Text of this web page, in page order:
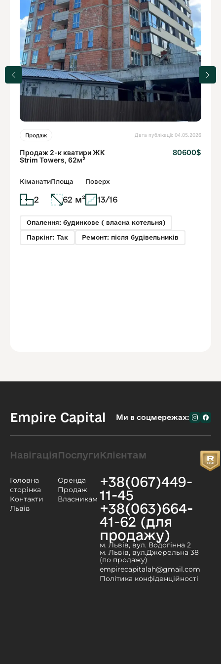
Продаж Дата публікації: 04.05.2026
Продаж 2-к кватири ЖК
Strim Towers, 62м²
80600$
Кіманати
2
Площа
62 м²
Поверх
13/16
Опалення: будинкове ( власна котельня)
Паркінг: Так Ремонт: після будівельників
Empire Capital Ми в соцмережах:
Навігація
Головна
сторінка
Контакти
Львів
Послуги
Оренда
Продаж
Власникам
Клієнтам
+38(067)449-
11-45
+38(063)664-
41-62 (для
продажу)
м. Львів, вул. Водогінна 2
м. Львів, вул.Джерельна 38
(по продажу)
empirecapitalah@gmail.com
Політика конфіденційності